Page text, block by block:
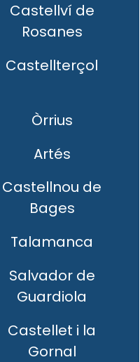
Castellví de
Rosanes
Castellterçol
Òrrius
Artés
Castellnou de
Bages
Talamanca
Salvador de
Guardiola
Castellet i la
Gornal